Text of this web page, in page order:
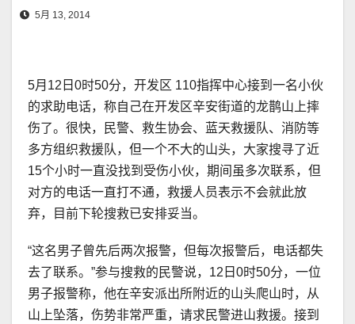
5月 13, 2014
5月12日0时50分，开发区 110指挥中心接到一名小伙
的求助电话，称自己在开发区辛安街道的龙鹊山上摔
伤了。很快，民警、救生协会、蓝天救援队、消防等
多方组织救援队，但一个不大的山头，大家搜寻了近
15个小时一直没找到受伤小伙，期间虽多次联系，但
对方的电话一直打不通，救援人员表示不会就此放
弃，目前下轮搜救已安排妥当。
“这名男子曾先后两次报警，但每次报警后，电话都失
去了联系。”参与搜救的民警说，12日0时50分，一位
男子报警称，他在辛安派出所附近的山头爬山时，从
山上坠落，伤势非常严重，请求民警进山救援。接到